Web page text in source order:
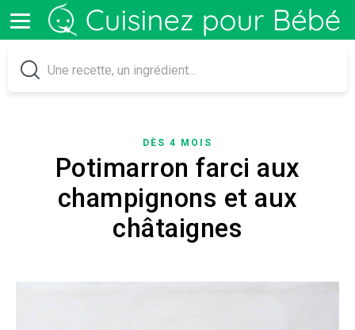
DÈS 4 MOIS
Potimarron farci aux
champignons et aux
châtaignes